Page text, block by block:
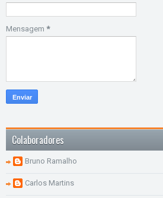
Mensagem *
Colaboradores
Bruno Ramalho
Carlos Martins